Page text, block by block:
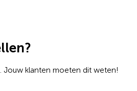
Jouw klanten moeten dit weten!